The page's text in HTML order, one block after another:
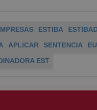
ESTIBA
APLICAR SENTENCIA
EST